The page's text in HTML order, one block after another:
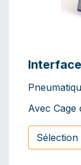
Avec Cage
Sélection